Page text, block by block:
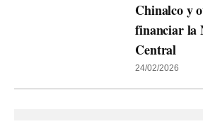
Chinalco y
financiar la
Central
24/02/2026